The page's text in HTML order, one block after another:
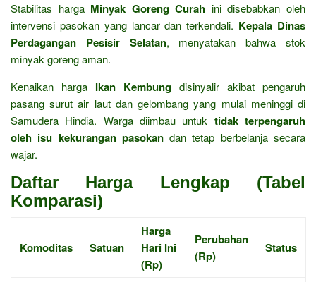
Stabilitas harga Minyak Goreng Curah ini disebabkan oleh
intervensi pasokan yang lancar dan terkendali. Kepala Dinas
Perdagangan Pesisir Selatan, menyatakan bahwa stok
minyak goreng aman.
Kenaikan harga Ikan Kembung disinyalir akibat pengaruh
pasang surut air laut dan gelombang yang mulai meninggi di
Samudera Hindia. Warga diimbau untuk tidak terpengaruh
oleh isu kekurangan pasokandan tetap berbelanja secara
wajar.
Daftar Harga Lengkap (Tabel
Komparasi)
Komoditas Satuan
Harga
Hari Ini
(Rp)
Perubahan
(Rp)
Status